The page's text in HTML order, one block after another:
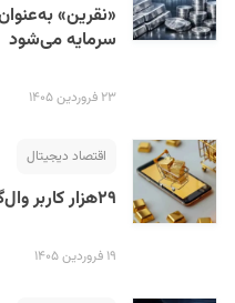
«نقرین»
سرمایه می‌شود
۲۳ فروردین ۱۴۰۵
اقتصاد دیجیتال
۲۹هزار کاربر وال‌گلد در جنگ، طلا خریداری کردند
۱۹ فروردین ۱۴۰۵